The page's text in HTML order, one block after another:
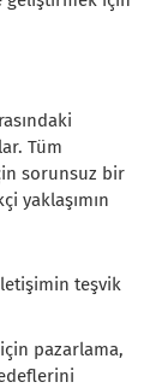
Tüm
sorunsuz bir
yaklaşımın
teşvik
pazarlama,